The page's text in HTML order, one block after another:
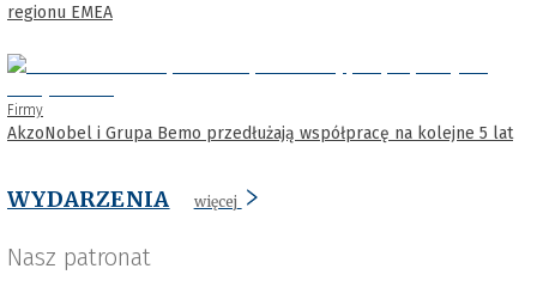
regionu EMEA
Firmy
AkzoNobel i Grupa Bemo przedłużają współpracę na kolejne 5 lat
WYDARZENIA więcej
Nasz patronat